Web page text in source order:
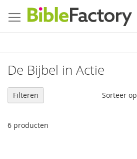
naar
de
inhoud
De Bijbel in Actie
6 producten
Sorteer op
Filteren